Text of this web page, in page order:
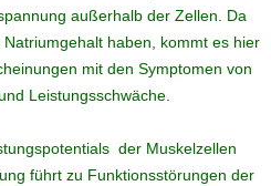
außerhalb der Zellen. Da
haben, kommt es hier
mit den Symptomen von
Leistungsschwäche.
der Muskelzellen
führt zu Funktionsstörungen der